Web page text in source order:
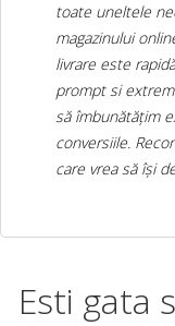
toate uneltele
magazinului
livrare este
prompt si
să îmbunătățim
conversiile.
care vrea să își
Esti gata